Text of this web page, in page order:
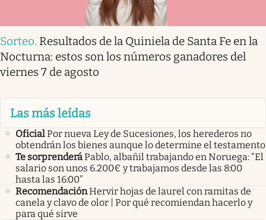
Sorteo. Resultados de la Quiniela de Santa Fe en la
Nocturna: estos son los números ganadores del
viernes 7 de agosto
Las más leídas
OficialPor nueva Ley de Sucesiones, los herederos no
obtendrán los bienes aunque lo determine el testamento
Te sorprenderáPablo, albañil trabajando en Noruega: “El
salario son unos 6.200€ y trabajamos desde las 8:00
hasta las 16:00”
RecomendaciónHervir hojas de laurel con ramitas de
canela y clavo de olor | Por qué recomiendan hacerlo y
para qué sirve